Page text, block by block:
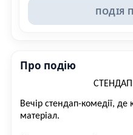
ПОДІЯ
Про подію
СТЕНДАП
Вечір стендап-комедії,
матеріал.